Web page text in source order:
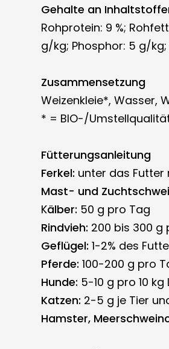
Gehalte an
Rohprotein: 9 %;
g/kg; Phosphor: 5 g/
Zusammensetzung
Weizenkleie*, Wasser,
* = BIO-/
Fütterungsanleitung
Ferkel: unter das Futter
Mast- und
Kälber: 50 g pro Tag
Rindvieh: 200 bis 300 g
Geflügel: 1-2% des
Pferde: 100-200 g pro
Hunde: 5-10 g pro 10
Katzen: 2-5 g je Tier
Hamster,